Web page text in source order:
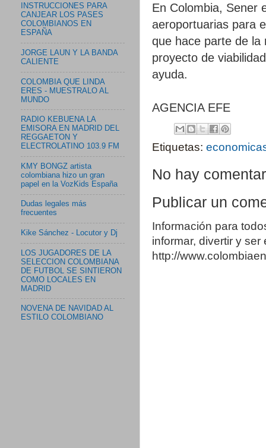
En Colombia, Sener
aeroportuarias para
que hace parte de la
proyecto de
ayuda.
AGENCIA EFE
Etiquetas:
No hay
Publicar un
Información para
informar, divertir y
http://
INSTRUCCIONES PARA
CANJEAR LOS PASES
COLOMBIANOS EN
ESPAÑA
JORGE LAUN Y LA BANDA
CALIENTE
COLOMBIA QUE LINDA
ERES - MUESTRALO AL
MUNDO
RADIO KEBUENA LA
EMISORA EN MADRID DEL
REGGAETON Y
ELECTROLATINO 103.9 FM
KMY BONGZ artista
colombiana hizo un gran
papel en la VozKids España
Dudas legales más
frecuentes
Kike Sánchez - Locutor y Dj
LOS JUGADORES DE LA
SELECCION COLOMBIANA
DE FUTBOL SE SINTIERON
COMO LOCALES EN
MADRID
NOVENA DE NAVIDAD AL
ESTILO COLOMBIANO